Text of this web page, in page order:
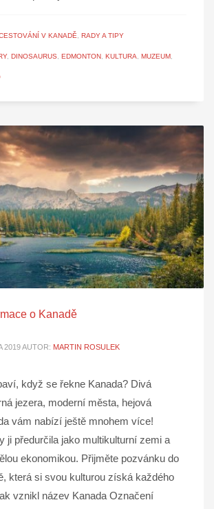
V KANADĚ, RADY A TIPY
, DINOSAURUS, EDMONTON, KULTURA, MUZEUM,
o Kanadě
2019AUTOR: MARTIN ROSULEK
když se řekne Kanada? Divá
jezera, moderní města, hejová
vám nabízí ještě mnohem více!
ji předurčila jako multikulturní zemi a
ekonomikou. Přijměte pozvánku do
která si svou kulturou získá každého
vznikl název Kanada Označení